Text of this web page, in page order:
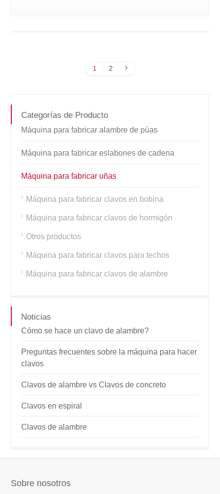
1 2
Categorías de Producto
Máquina para fabricar alambre de púas
Máquina para fabricar eslabones de cadena
Máquina para fabricar uñas
Máquina para fabricar clavos en bobina
Máquina para fabricar clavos de hormigón
Otros productos
Máquina para fabricar clavos para techos
Máquina para fabricar clavos de alambre
Noticias
Cómo se hace un clavo de alambre?
Preguntas frecuentes sobre la máquina para hacer
clavos
Clavos de alambre vs Clavos de concreto
Clavos en espiral
Clavos de alambre
Sobre nosotros